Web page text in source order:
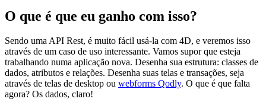
O que é que eu ganho com isso?
Sendo uma API Rest, é muito fácil usá-la com 4D, e veremos isso
através de um caso de uso interessante. Vamos supor que esteja
trabalhando numa aplicação nova. Desenha sua estrutura: classes de
dados, atributos e relações. Desenha suas telas e transações, seja
através de telas de desktop ou webforms Qodly. O que é que falta
agora? Os dados, claro!